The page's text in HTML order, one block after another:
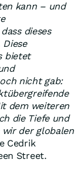
kann – und
dieses
bietet
nicht gab:
dem weiteren
die Tiefe und
der globalen
Cedrik
Street.